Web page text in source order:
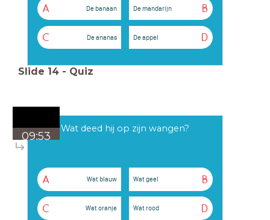
A De banaan B
De mandarijn
C De ananas D
De appel
Slide 14 - Quiz
09:53
Wat deed hij op zijn wangen?
A Wat blauw B
Wat geel
C Wat oranje D
Wat rood